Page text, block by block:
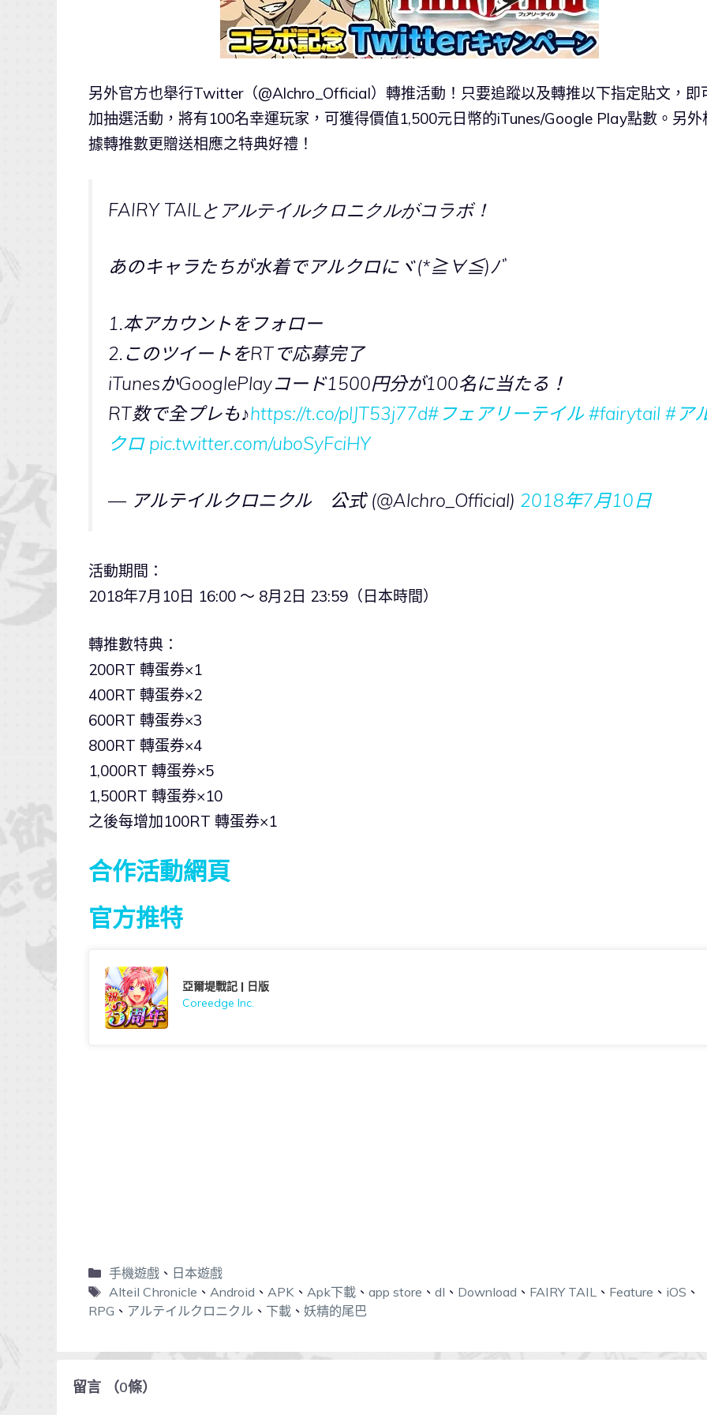
另外官方也舉行Twitter（@Alchro_Official）轉推活動！只要追蹤以及轉推以下指定貼文，即
加抽選活動，將有100名幸運玩家，可獲得價值1,500元日幣的iTunes/Google Play點數。另外
據轉推數更贈送相應之特典好禮！
FAIRY TAILとアルテイルクロニクルがコラボ！
あのキャラたちが水着でアルクロにヾ(*≧∀≦)ﾉﾞ
1.本アカウントをフォロー
2.このツイートをRTで応募完了
iTunesかGooglePlayコード1500円分が100名に当たる！
RT数で全プレも♪https://t.co/plJT53j77d#フェアリーテイル #fairytail #ア
クロ pic.twitter.com/uboSyFciHY
— アルテイルクロニクル 公式 (@Alchro_Official) 2018年7月10日
活動期間：
2018年7月10日 16:00 ～ 8月2日 23:59（日本時間）
轉推數特典：
200RT 轉蛋券×1
400RT 轉蛋券×2
600RT 轉蛋券×3
800RT 轉蛋券×4
1,000RT 轉蛋券×5
1,500RT 轉蛋券×10
之後每增加100RT 轉蛋券×1
合作活動網頁
官方推特
亞爾堤戰記 | 日版
Coreedge Inc.
手機遊戲、 日本遊戲
Alteil Chronicle 、 Android 、 APK、 Apk下載、 app store 、 dl 、 Download 、 FAIRY TAIL、 Feature 、 iOS 、
RPG 、 アルテイルクロニクル 、 下載 、 妖精的尾巴
留言 （0條）